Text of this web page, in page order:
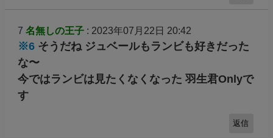
7 名無しの王子: 2023年07月22日 20:42
※6そうだね ジュベールもランビも好きだった
な〜
今ではランビは見たくなくなった 羽生君Onlyで
す
返信